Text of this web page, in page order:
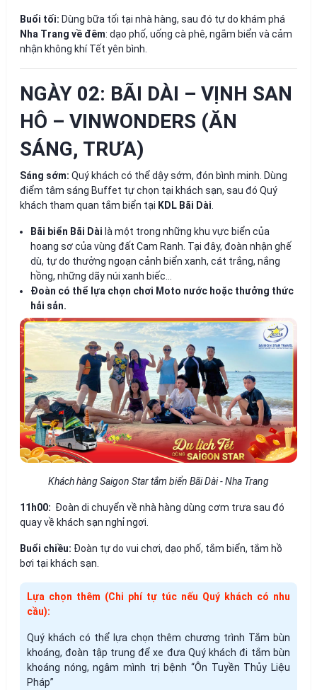
Buổi tối: Dùng bữa tối tại nhà hàng, sau đó tự do khám phá
Nha Trang về đêm: dạo phố, uống cà phê, ngắm biển và cảm
nhận không khí Tết yên bình.
NGÀY 02: BÃI DÀI – VỊNH SAN
HÔ – VINWONDERS (ĂN
SÁNG, TRƯA)
Sáng sớm: Quý khách có thể dậy sớm, đón bình minh. Dùng
điểm tâm sáng Buffet tự chọn tại khách sạn, sau đó Quý
khách tham quan tắm biển tại KDL Bãi Dài.
Bãi biển Bãi Dài là một trong những khu vực biển của
hoang sơ của vùng đất Cam Ranh. Tại đây, đoàn nhận ghế
dù, tự do thưởng ngoạn cảnh biển xanh, cát trắng, nắng
hồng, những dãy núi xanh biếc…
Đoàn có thể lựa chọn chơi Moto nước hoặc thưởng thức
hải sản.
Khách hàng Saigon Star tắm biển Bãi Dài - Nha Trang
11h00: Đoàn di chuyển về nhà hàng dùng cơm trưa sau đó
quay về khách sạn nghỉ ngơi.
Buổi chiều: Đoàn tự do vui chơi, dạo phố, tắm biển, tắm hồ
bơi tại khách sạn.
Lựa chọn thêm (Chi phí tự túc nếu Quý khách có nhu
cầu):
Quý khách có thể lựa chọn thêm chương trình Tắm bùn
khoáng, đoàn tập trung để xe đưa Quý khách đi tắm bùn
khoáng nóng, ngâm mình trị bệnh “Ôn Tuyền Thủy Liệu
Pháp”